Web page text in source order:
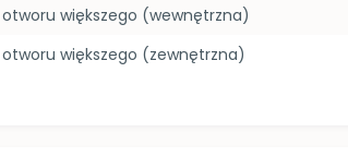
większego (wewnętrzna)
większego (zewnętrzna)